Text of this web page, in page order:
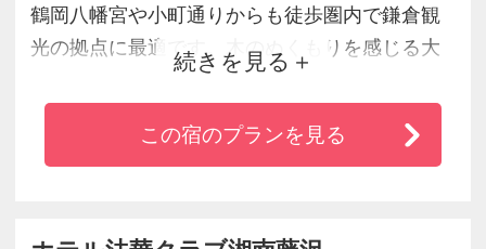
鶴岡八幡宮や小町通りからも徒歩圏内で鎌倉観
光の拠点に最適です。木のぬくもりを感じる大
浴場は旅の疲れを心地よく癒します。炊き立て
の珈琲やハーブティーをお楽しみ頂ける無料ド
リンクコーナーや、漫画読み放題など、充実し
続きを見る
この宿のプランを見る